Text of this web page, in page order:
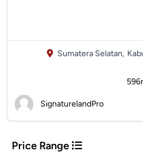
Sumatera Selatan,
SignaturelandPro
Price Range